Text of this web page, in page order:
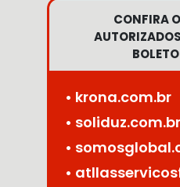
CONFIRA
• krona.com.br
• soliduz.com.br
•
•